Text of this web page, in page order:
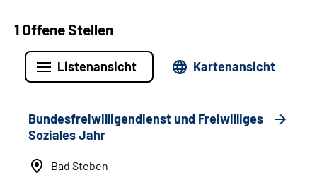
1 Offene Stellen
Listenansicht Kartenansicht
Bundesfreiwilligendienst und Freiwilliges
Soziales Jahr
Bad Steben